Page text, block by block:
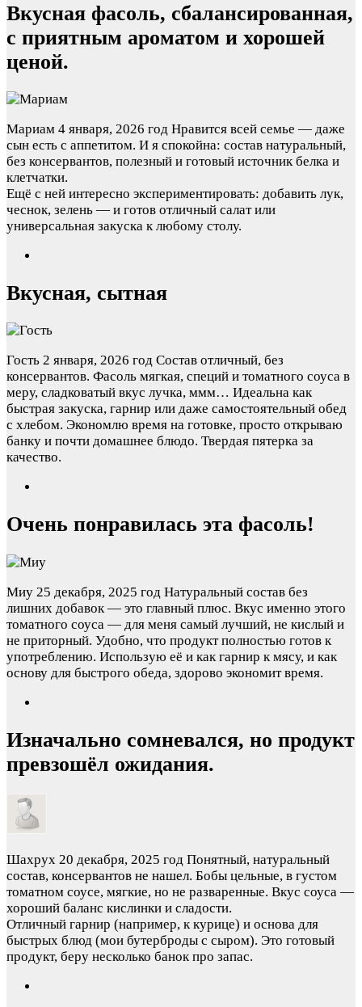
Вкусная фасоль, сбалансированная,
с приятным ароматом и хорошей
ценой.
Мариам 4 января, 2026 год Нравится всей семье — даже
сын есть с аппетитом. И я спокойна: состав натуральный,
без консервантов, полезный и готовый источник белка и
клетчатки.
Ещё с ней интересно экспериментировать: добавить лук,
чеснок, зелень — и готов отличный салат или
универсальная закуска к любому столу.
Вкусная, сытная
Гость 2 января, 2026 год Состав отличный, без
консервантов. Фасоль мягкая, специй и томатного соуса в
меру, сладковатый вкус лучка, ммм… Идеальна как
быстрая закуска, гарнир или даже самостоятельный обед
с хлебом. Экономлю время на готовке, просто открываю
банку и почти домашнее блюдо. Твердая пятерка за
качество.
Очень понравилась эта фасоль!
Миу 25 декабря, 2025 год Натуральный состав без
лишних добавок — это главный плюс. Вкус именно этого
томатного соуса — для меня самый лучший, не кислый и
не приторный. Удобно, что продукт полностью готов к
употреблению. Использую её и как гарнир к мясу, и как
основу для быстрого обеда, здорово экономит время.
Изначально сомневался, но продукт
превзошёл ожидания.
Шахрух 20 декабря, 2025 год Понятный, натуральный
состав, консервантов не нашел. Бобы цельные, в густом
томатном соусе, мягкие, но не разваренные. Вкус соуса —
хороший баланс кислинки и сладости.
Отличный гарнир (например, к курице) и основа для
быстрых блюд (мои бутерброды с сыром). Это готовый
продукт, беру несколько банок про запас.